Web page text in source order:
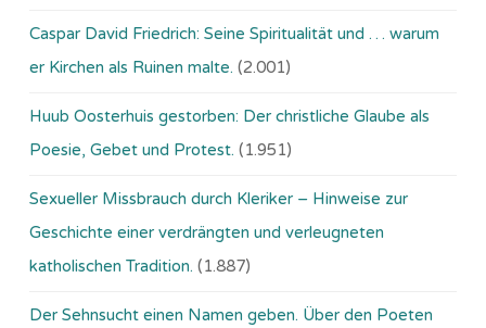
Caspar David Friedrich: Seine Spiritualität und … warum
er Kirchen als Ruinen malte. (2.001)
Huub Oosterhuis gestorben: Der christliche Glaube als
Poesie, Gebet und Protest. (1.951)
Sexueller Missbrauch durch Kleriker – Hinweise zur
Geschichte einer verdrängten und verleugneten
katholischen Tradition. (1.887)
Der Sehnsucht einen Namen geben. Über den Poeten